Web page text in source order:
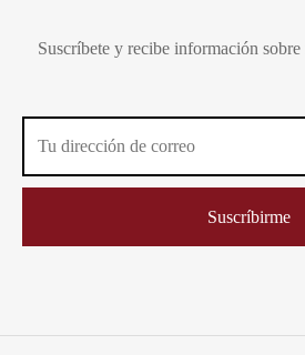
Suscríbete y recibe información